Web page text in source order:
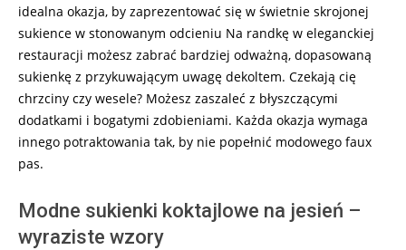
idealna okazja, by zaprezentować się w świetnie skrojonej
sukience w stonowanym odcieniu Na randkę w eleganckiej
restauracji możesz zabrać bardziej odważną, dopasowaną
sukienkę z przykuwającym uwagę dekoltem. Czekają cię
chrzciny czy wesele? Możesz zaszaleć z błyszczącymi
dodatkami i bogatymi zdobieniami. Każda okazja wymaga
innego potraktowania tak, by nie popełnić modowego faux
pas.
Modne sukienki koktajlowe na jesień –
wyraziste wzory